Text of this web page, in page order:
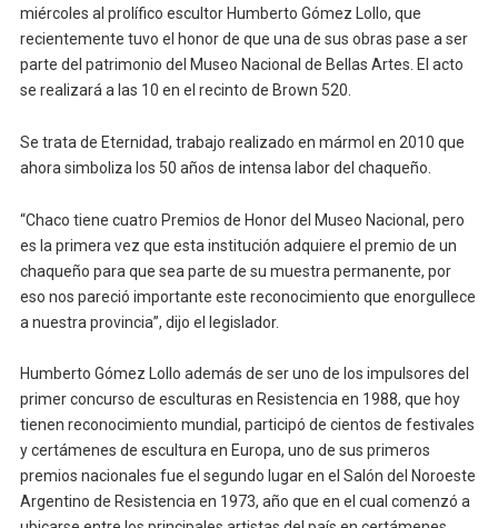
miércoles al prolífico escultor Humberto Gómez Lollo, que
recientemente tuvo el honor de que una de sus obras pase a ser
parte del patrimonio del Museo Nacional de Bellas Artes. El acto
se realizará a las 10 en el recinto de Brown 520.
Se trata de Eternidad, trabajo realizado en mármol en 2010 que
ahora simboliza los 50 años de intensa labor del chaqueño.
“Chaco tiene cuatro Premios de Honor del Museo Nacional, pero
es la primera vez que esta institución adquiere el premio de un
chaqueño para que sea parte de su muestra permanente, por
eso nos pareció importante este reconocimiento que enorgullece
a nuestra provincia”, dijo el legislador.
Humberto Gómez Lollo además de ser uno de los impulsores del
primer concurso de esculturas en Resistencia en 1988, que hoy
tienen reconocimiento mundial, participó de cientos de festivales
y certámenes de escultura en Europa, uno de sus primeros
premios nacionales fue el segundo lugar en el Salón del Noroeste
Argentino de Resistencia en 1973, año que en el cual comenzó a